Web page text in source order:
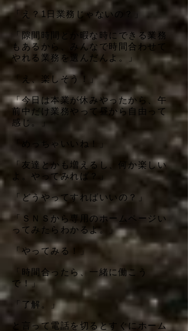
「え？1日業務じゃないの？」
「隙間時間とか暇な時にできる業務
もあるから、みんなで時間合わせて
やれる業務を選んだんよ。」
「え、楽しそう！」
「今日は本業が休みやったから、午
前中だけ業務やって昼から自由って
感じ。」
「めっちゃいいね！」
「友達とかも増えるし、何か楽しい
よ。やってみれば？」
「どうやってすればいいの？」
「ＳＮＳから専用のホームページい
ってみたらわかるよ。」
「やってみる！」
「時間合ったら、一緒に働こう
で！」
「了解。」
と言って電話を切るとすぐにホーム